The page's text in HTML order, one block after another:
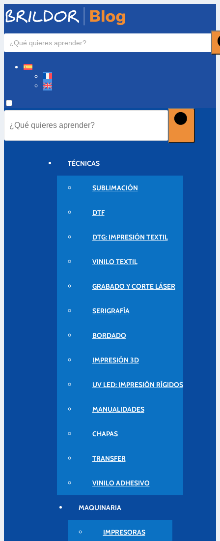
TÉCNICAS
SUBLIMACIÓN
DTF
DTG: IMPRESIÓN TEXTIL
VINILO TEXTIL
GRABADO Y CORTE LÁSER
SERIGRAFÍA
BORDADO
IMPRESIÓN 3D
UV LED: IMPRESIÓN RÍGIDOS
MANUALIDADES
CHAPAS
TRANSFER
VINILO ADHESIVO
MAQUINARIA
IMPRESORAS